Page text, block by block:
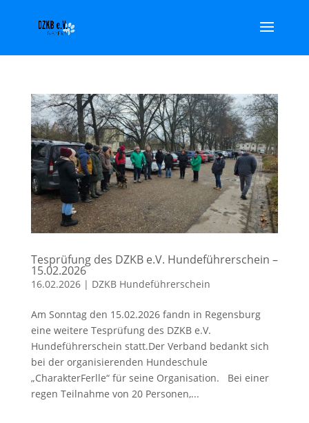
Tesprüfung des DZKB e.V. Hundeführerschein –
15.02.2026
16.02.2026| DZKB Hundeführerschein
Am Sonntag den 15.02.2026 fandn in Regensburg
eine weitere Tesprüfung des DZKB e.V.
Hundeführerschein statt.Der Verband bedankt sich
bei der organisierenden Hundeschule
„CharakterFerlle“ für seine Organisation. Bei einer
regen Teilnahme von 20 Personen,...